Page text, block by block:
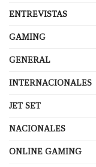
ENTREVISTAS
GAMING
GENERAL
INTERNACIONALES
JET SET
NACIONALES
ONLINE GAMING